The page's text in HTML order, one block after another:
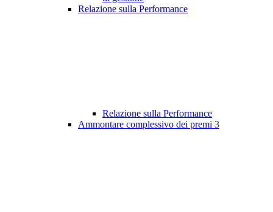
Relazione sulla Performance
Relazione sulla Performance
Ammontare complessivo dei premi 3